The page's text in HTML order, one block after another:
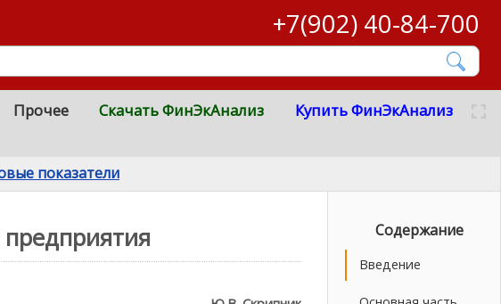
+7(902) 40-84-700
Прочее Скачать ФинЭкАнализ Купить ФинЭкАнализ
показатели
Содержание
Введение